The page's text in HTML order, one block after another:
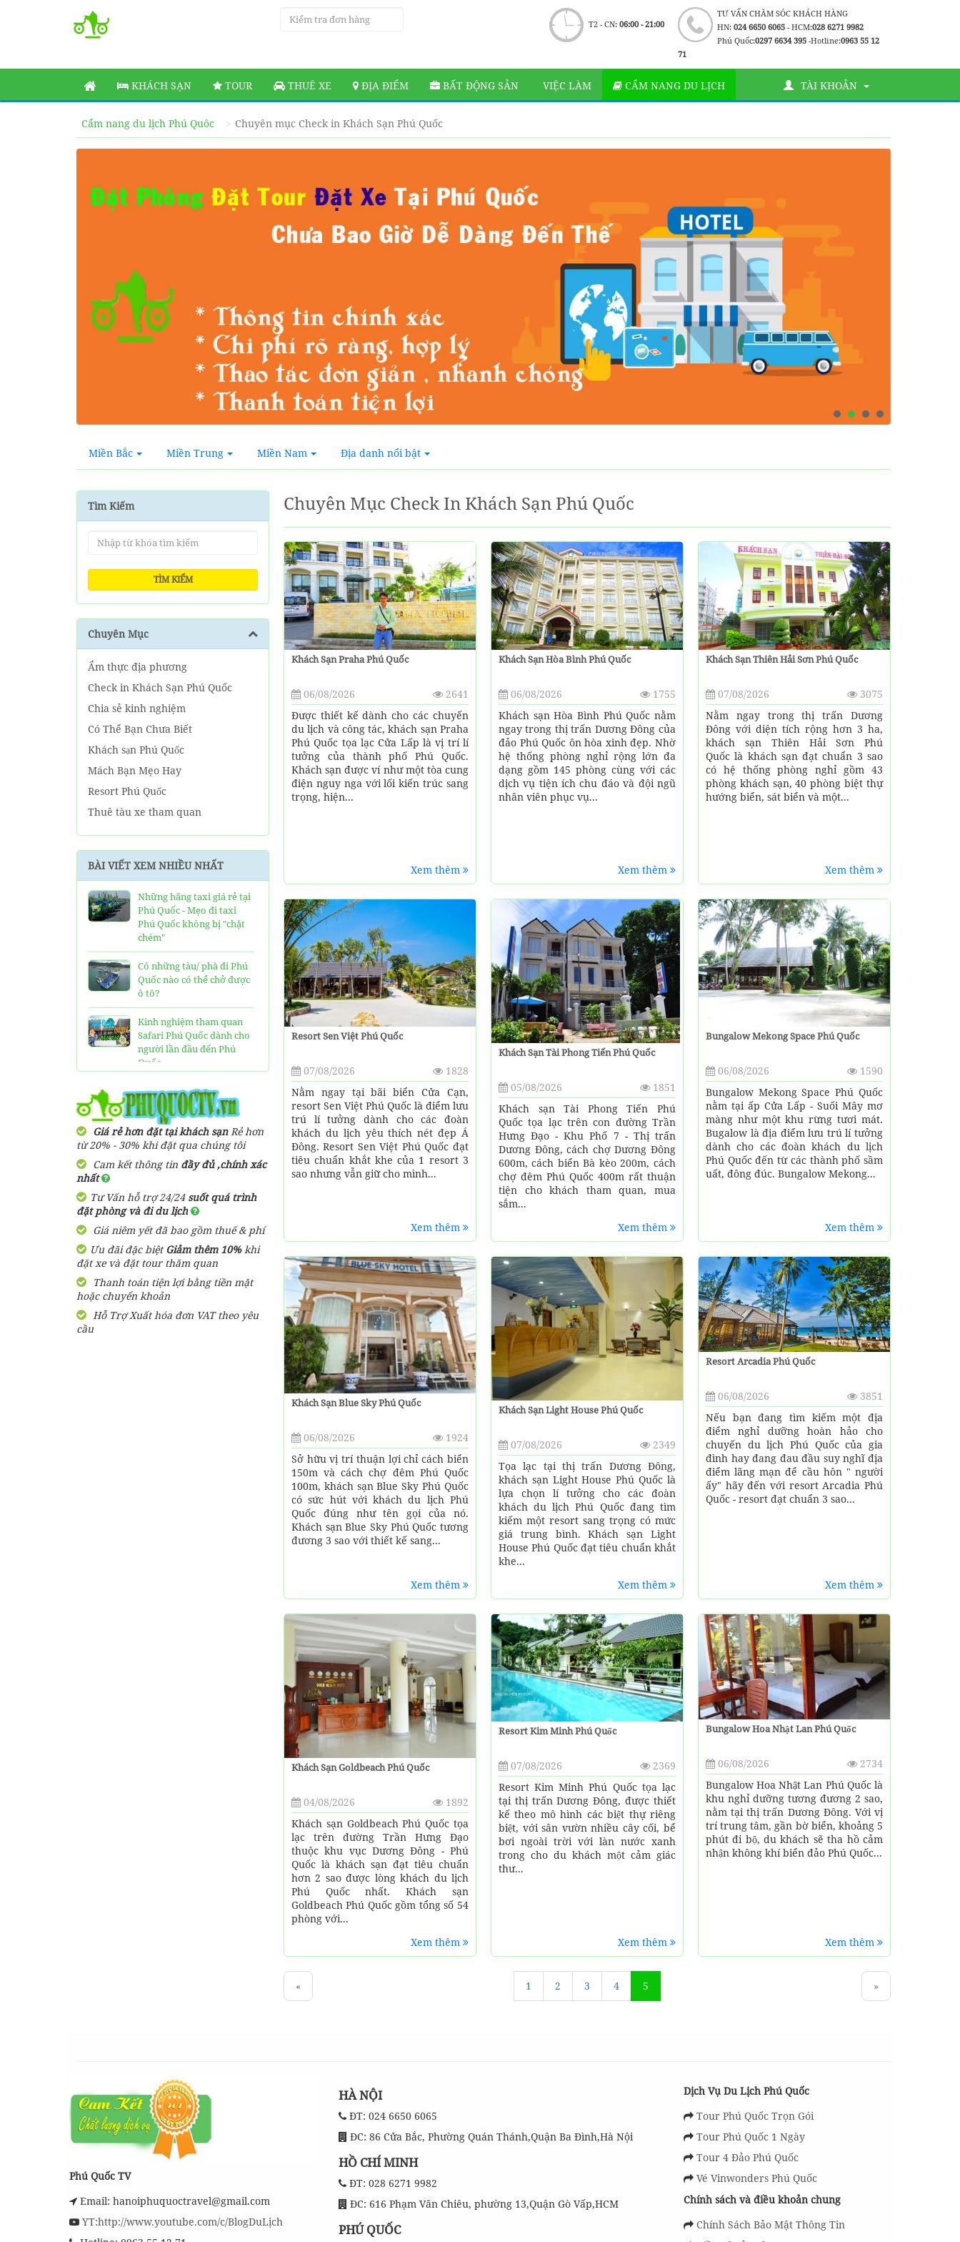
TƯ VẤN CHĂM SÓC KHÁCH HÀNG
HN: 024 6650 6065- HCM:028 6271 9982
Phú Quốc:0297 6634 395 -Hotline:0963 55 12
71
T2 - CN: 06:00 - 21:00
KHÁCH SẠN TOUR THUÊ XE ĐỊA ĐIỂM BẤT ĐỘNG SẢN VIỆC LÀM CẨM NANG DU LỊCH TÀI KHOẢN
Cẩm nang du lịch Phú Quôc Chuyên mục Check in Khách Sạn Phú Quốc
Miền Bắc Miền Trung Miền Nam Địa danh nổi bật
Tìm Kiếm
TÌM KIẾM
Chuyên Mục
Ẩm thực địa phương
Check in Khách Sạn Phú Quốc
Chia sẻ kinh nghiệm
Có Thể Bạn Chưa Biết
Khách sạn Phú Quốc
Mách Bạn Mẹo Hay
Resort Phú Quốc
Thuê tàu xe tham quan
Tin tức Phú Quốc
Về tour Phú Quốc hàng ngày
Về Tour Phú Quốc Trọn Gói
BÀI VIẾT XEM NHIỀU NHẤT
Những hãng taxi giá rẻ tại
Phú Quốc - Mẹo đi taxi
Phú Quốc không bị "chặt
chém"
Có những tàu/ phà đi Phú
Quốc nào có thể chở được
ô tô?
Kinh nghiệm tham quan
Safari Phú Quốc dành cho
người lần đầu đến Phú
Quốc
Tất tần tật thông tin và
đánh giá về resort JW
Marriott Phú Quốc
Những điều cần biết về xe
bus đi Vinpearl Phú Quốc
chơi Vinwonders và Safari
Kinh Nghiệm "Xương
Máu" Khi Đi Tour 3 Đảo
Phú Quốc
Phà cao tốc Thạnh Thới đi
Phú Quốc mất thời gian
bao lâu?
Tổng hợp các nhà xe đi
Giá rẻ hơn đặt tại khách sạnRẻ hơn
từ 20% - 30% khi đặt qua chúng tôi
Cam kết thông tin đầy đủ ,chính xác
nhất
Tư Vấn hỗ trợ 24/24 suốt quá trình
đặt phòng và đi du lịch
Giá niêm yết đã bao gồm thuế & phí
Ưu đãi đặc biệtGiảm thêm 10%khi
đặt xe và đặt tour thăm quan
Thanh toán tiện lợi bằng tiền mặt
hoặc chuyển khoản
Hỗ Trợ Xuất hóa đơn VAT theo yêu
cầu
Chuyên Mục Check In Khách Sạn Phú Quốc
Khách Sạn Praha Phú Quốc
06/08/2026
2641
Được thiết kế dành cho các chuyến
du lịch và công tác, khách sạn Praha
Phú Quốc tọa lạc Cửa Lấp là vị trí lí
tưởng của thành phố Phú Quốc.
Khách sạn được ví như một tòa cung
điện nguy nga với lối kiến trúc sang
trọng, hiện...
Xem thêm
Khách Sạn Hòa Bình Phú Quốc
06/08/2026
1755
Khách sạn Hòa Bình Phú Quốc nằm
ngay trong thị trấn Dương Đông của
đảo Phú Quốc ôn hòa xinh đẹp. Nhờ
hệ thống phòng nghỉ rộng lớn đa
dạng gồm 145 phòng cùng với các
dịch vụ tiện ích chu đáo và đội ngũ
nhân viên phục vụ...
Xem thêm
Khách Sạn Thiên Hải Sơn Phú Quốc
07/08/2026
3075
Nằm ngay trong thị trấn Dương
Đông với diện tích rộng hơn 3 ha,
khách sạn Thiên Hải Sơn Phú
Quốc là khách sạn đạt chuẩn 3 sao
có hệ thống phòng nghỉ gồm 43
phòng khách sạn, 40 phòng biệt thự
hướng biển, sát biển và một...
Xem thêm
Resort Sen Việt Phú Quốc
07/08/2026
1828
Nằm ngay tại bãi biển Cửa Cạn,
resort Sen Việt Phú Quốc là điểm lưu
trú lí tưởng dành cho các đoàn
khách du lịch yêu thích nét đẹp Á
Đông. Resort Sen Việt Phú Quốc đạt
tiêu chuẩn khắt khe của 1 resort 3
sao nhưng vẫn giữ cho mình...
Xem thêm
Khách Sạn Tài Phong Tiến Phú Quốc
05/08/2026
1851
Khách sạn Tài Phong Tiến Phú
Quốc tọa lạc trên con đường Trần
Hưng Đạo - Khu Phố 7 - Thị trấn
Dương Đông, cách chợ Dương Đông
600m, cách biển Bà kèo 200m, cách
chợ đêm Phú Quốc 400m rất thuận
tiện cho khách tham quan, mua
sắm...
Xem thêm
Bungalow Mekong Space Phú Quốc
06/08/2026
1590
Bungalow Mekong Space Phú Quốc
nằm tại ấp Cửa Lấp - Suối Mây mơ
màng như một khu rừng tươi mát.
Bugalow là địa điểm lưu trú lí tưởng
dành cho các đoàn khách du lịch
Phú Quốc đến từ các thành phố sầm
uất, đông đúc. Bungalow Mekong...
Xem thêm
Khách Sạn Blue Sky Phú Quốc
06/08/2026
1924
Sở hữu vị trí thuận lợi chỉ cách biển
150m và cách chợ đêm Phú Quốc
100m, khách sạn Blue Sky Phú Quốc
có sức hút với khách du lịch Phú
Quốc đúng như tên gọi của nó.
Khách sạn Blue Sky Phú Quốc tương
đương 3 sao với thiết kế sang...
Xem thêm
Khách Sạn Light House Phú Quốc
07/08/2026
2349
Tọa lạc tại thị trấn Dương Đông,
khách sạn Light House Phú Quốc là
lựa chọn lí tưởng cho các đoàn
khách du lịch Phú Quốc đang tìm
kiếm một resort sang trọng có mức
giá trung bình. Khách sạn Light
House Phú Quốc đạt tiêu chuẩn khắt
khe...
Xem thêm
Resort Arcadia Phú Quốc
06/08/2026
3851
Nếu bạn đang tìm kiếm một địa
điểm nghỉ dưỡng hoàn hảo cho
chuyến du lịch Phú Quốc của gia
đình hay đang đau đầu suy nghĩ địa
điểm lãng mạn để cầu hôn " người
ấy" hãy đến với resort Arcadia Phú
Quốc - resort đạt chuẩn 3 sao...
Xem thêm
Khách Sạn Goldbeach Phú Quốc
04/08/2026
1892
Khách sạn Goldbeach Phú Quốc tọa
lạc trên đường Trần Hưng Đạo
thuộc khu vục Dương Đông - Phú
Quốc là khách sạn đạt tiêu chuẩn
hơn 2 sao được lòng khách du lịch
Phú Quốc nhất. Khách sạn
Goldbeach Phú Quốc gồm tổng số 54
phòng với...
Xem thêm
Resort Kim Minh Phú Quốc
07/08/2026
2369
Resort Kim Minh Phú Quốc tọa lạc
tại thị trấn Dương Đông, được thiết
kế theo mô hình các biệt thự riêng
biệt, với sân vườn nhiều cây cối, bể
bơi ngoài trời với làn nước xanh
trong cho du khách một cảm giác
thư...
Xem thêm
Bungalow Hoa Nhật Lan Phú Quốc
06/08/2026
2734
Bungalow Hoa Nhật Lan Phú Quốc là
khu nghỉ dưỡng tương đương 2 sao,
nằm tại thị trấn Dương Đông. Với vị
trí trung tâm, gần bờ biển, khoảng 5
phút đi bộ, du khách sẽ tha hồ cảm
nhận không khí biển đảo Phú Quốc...
Xem thêm
« 1 2 3 4 5 »
Phú Quốc TV
Email: hanoiphuquoctravel@gmail.com
YT:http://www.youtube.com/c/BlogDuLịch
HÀ NỘI
ĐT: 024 6650 6065
ĐC: 86 Cửa Bắc, Phường Quán Thánh,Quận Ba Đình,Hà Nội
HỒ CHÍ MINH
ĐT: 028 6271 9982
ĐC: 616 Phạm Văn Chiêu, phường 13,Quận Gò Vấp,HCM
PHÚ QUỐC
Dịch Vụ Du Lịch Phú Quốc
Tour Phú Quốc Trọn Gói
Tour Phú Quốc 1 Ngày
Tour 4 Đảo Phú Quốc
Vé Vinwonders Phú Quốc
Chính sách và điều khoản chung
Chính Sách Bảo Mật Thông Tin